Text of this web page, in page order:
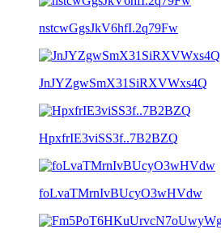
nstcwGgsJkV6hfI.2q79Fw
JnJYZgwSmX31SiRXVWxs4Q
HpxfrIE3viSS3f..7B2BZQ
foLvaTMrnIvBUcyO3wHVdw